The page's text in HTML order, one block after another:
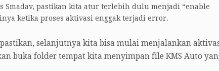
Smadav, pastikan kita atur terlebih dulu menjadi “enable
ketika proses aktivasi enggak terjadi error.
selanjutnya kita bisa mulai menjalankan
buka folder tempat kita menyimpan file KMS Auto